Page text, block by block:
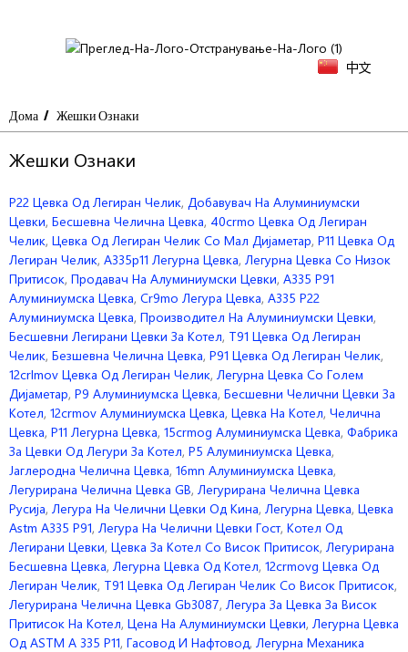
中文
Дома Жешки Ознаки
Жешки Ознаки
P22 Цевка Од Легиран Челик, Добавувач На Алуминиумски
Цевки, Бесшевна Челична Цевка, 40crmo Цевка Од Легиран
Челик, Цевка Од Легиран Челик Со Мал Дијаметар, P11 Цевка Од
Легиран Челик, A335p11 Легурна Цевка, Легурна Цевка Со Низок
Притисок, Продавач На Алуминиумски Цевки, A335 P91
Алуминиумска Цевка, Cr9mo Легура Цевка, A335 P22
Алуминиумска Цевка, Производител На Алуминиумски Цевки,
Бесшевни Легирани Цевки За Котел, Т91 Цевка Од Легиран
Челик, Безшевна Челична Цевка, P91 Цевка Од Легиран Челик,
12crlmov Цевка Од Легиран Челик, Легурна Цевка Со Голем
Дијаметар, P9 Алуминиумска Цевка, Бесшевни Челични Цевки За
Котел, 12crmov Алуминиумска Цевка, Цевка На Котел, Челична
Цевка, P11 Легурна Цевка, 15crmog Алуминиумска Цевка, Фабрика
За Цевки Од Легури За Котел, P5 Алуминиумска Цевка,
Јаглеродна Челична Цевка, 16mn Алуминиумска Цевка,
Легурирана Челична Цевка GB, Легурирана Челична Цевка
Русија, Легура На Челични Цевки Од Кина, Легурна Цевка, Цевка
Astm A335 P91, Легура На Челични Цевки Гост, Котел Од
Легирани Цевки, Цевка За Котел Со Висок Притисок, Легурирана
Бесшевна Цевка, Легурна Цевка Од Котел, 12crmovg Цевка Од
Легиран Челик, Т91 Цевка Од Легиран Челик Со Висок Притисок,
Легурирана Челична Цевка Gb3087, Легура За Цевка За Висок
Притисок На Котел, Цена На Алуминиумски Цевки, Легурна Цевка
Од ASTM A 335 P11, Гасовод И Нафтовод, Легурна Механика